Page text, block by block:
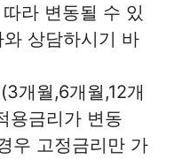
라 변동될 수 있
상담하시기 바
개월,6개월,12개
용금리가 변동
우 고정금리만 가